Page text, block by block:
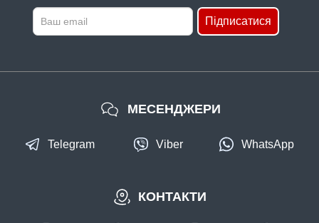
Підписатися
КОНТАКТИ
МЕСЕНДЖЕРИ
Telegram Viber WhatsApp